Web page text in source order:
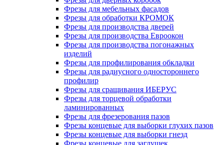
Фрезы для мебельных фасадов
Фрезы для обработки КРОМОК
Фрезы для производства дверей
Фрезы для производства Евроокон
Фрезы для производства погонажных
изделий
Фрезы для профилирования обкладки
Фрезы для радиусного одностороннего
профилир
Фрезы для сращивания ИБЕРУС
Фрезы для торцевой обработки
ламинированных
Фрезы для фрезерования пазов
Фрезы концевые для выборки глухих пазов
Фрезы концевые для выборки гнезд